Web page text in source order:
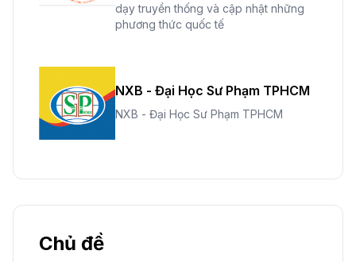
dạy truyền thống và cập nhật những
phương thức quốc tế
NXB - Đại Học Sư Phạm TPHCM
NXB - Đại Học Sư Phạm TPHCM
Chủ đề